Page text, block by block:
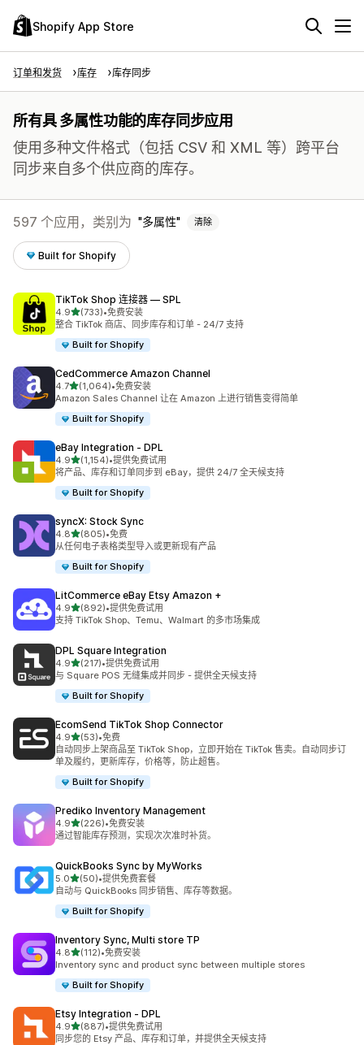
Shopify App Store
订单和发货 库存 库存同步
所有具 多属性功能的库存同步应用
使用多种文件格式（包括 CSV 和 XML 等）跨平台
同步来自多个供应商的库存。
597 个应用，类别为 多属性 清除
Built for Shopify
TikTok Shop 连接器 — SPL
4.9星（满分 5 星）
(733)
总共 733 条评论
•免费安装
整合 TikTok 商店、同步库存和订单 - 24/7 支持
Built for Shopify
CedCommerce Amazon Channel
4.7星（满分 5 星）
(1,064)
总共 1064 条评论
•免费安装
Amazon Sales Channel 让在 Amazon 上进行销售变得简单
Built for Shopify
eBay Integration ‑ DPL
4.9星（满分 5 星）
(1,154)
总共 1154 条评论
•提供免费试用
将产品、库存和订单同步到 eBay，提供 24/7 全天候支持
Built for Shopify
syncX: Stock Sync
4.8星（满分 5 星）
(805)
总共 805 条评论
•免费
从任何电子表格类型导入或更新现有产品
Built for Shopify
LitCommerce eBay Etsy Amazon +
4.9星（满分 5 星）
(892)
总共 892 条评论
•提供免费试用
支持 TikTok Shop、Temu、Walmart 的多市场集成
DPL Square Integration
4.9星（满分 5 星）
(217)
总共 217 条评论
•提供免费试用
与 Square POS 无缝集成并同步 - 提供全天候支持
Built for Shopify
EcomSend TikTok Shop Connector
4.9星（满分 5 星）
(53)
总共 53 条评论
•免费
自动同步上架商品至 TikTok Shop，立即开始在 TikTok 售卖。自动同步订
单及履约，更新库存，价格等，防止超售。
Built for Shopify
Prediko Inventory Management
4.9星（满分 5 星）
(226)
总共 226 条评论
•免费安装
通过智能库存预测，实现次次准时补货。
QuickBooks Sync by MyWorks
5.0星（满分 5 星）
(50)
总共 50 条评论
•提供免费套餐
自动与 QuickBooks 同步销售、库存等数据。
Built for Shopify
Inventory Sync, Multi store TP
4.8星（满分 5 星）
(112)
总共 112 条评论
•免费安装
Inventory sync and product sync between multiple stores
Built for Shopify
Etsy Integration ‑ DPL
4.9星（满分 5 星）
(887)
总共 887 条评论
•提供免费试用
同步您的 Etsy 产品、库存和订单，并提供全天候支持